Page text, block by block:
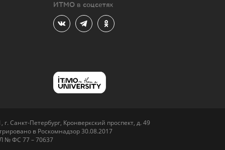
ИТМО в соцсетях
Санкт-Петербург, Кронверкский проспект, д. 49
в Роскомнадзор 30.08.2017
№ ФС 77 – 70637